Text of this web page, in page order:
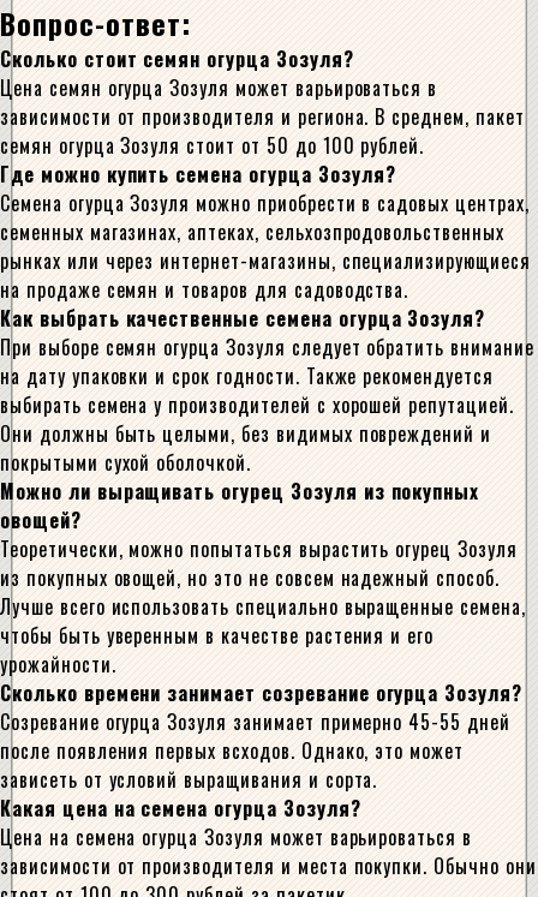
Вопрос-ответ:
Сколько стоит семян огурца Зозуля?
Цена семян огурца Зозуля может варьироваться в
зависимости от производителя и региона. В среднем, пакет
семян огурца Зозуля стоит от 50 до 100 рублей.
Где можно купить семена огурца Зозуля?
Семена огурца Зозуля можно приобрести в садовых центрах,
семенных магазинах, аптеках, сельхозпродовольственных
рынках или через интернет-магазины, специализирующиеся
на продаже семян и товаров для садоводства.
Как выбрать качественные семена огурца Зозуля?
При выборе семян огурца Зозуля следует обратить внимание
на дату упаковки и срок годности. Также рекомендуется
выбирать семена у производителей с хорошей репутацией.
Они должны быть целыми, без видимых повреждений и
покрытыми сухой оболочкой.
Можно ли выращивать огурец Зозуля из покупных
овощей?
Теоретически, можно попытаться вырастить огурец Зозуля
из покупных овощей, но это не совсем надежный способ.
Лучше всего использовать специально выращенные семена,
чтобы быть уверенным в качестве растения и его
урожайности.
Сколько времени занимает созревание огурца Зозуля?
Созревание огурца Зозуля занимает примерно 45-55 дней
после появления первых всходов. Однако, это может
зависеть от условий выращивания и сорта.
Какая цена на семена огурца Зозуля?
Цена на семена огурца Зозуля может варьироваться в
зависимости от производителя и места покупки. Обычно они